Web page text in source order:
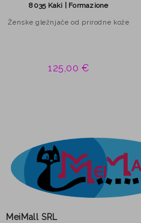
8035 Kaki | Formazione
Ženske gležnjače od prirodne kože
125,00 €
MeiMall SRL